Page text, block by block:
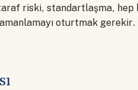
riski, standartlaşma, hep
oturtmak gerekir.